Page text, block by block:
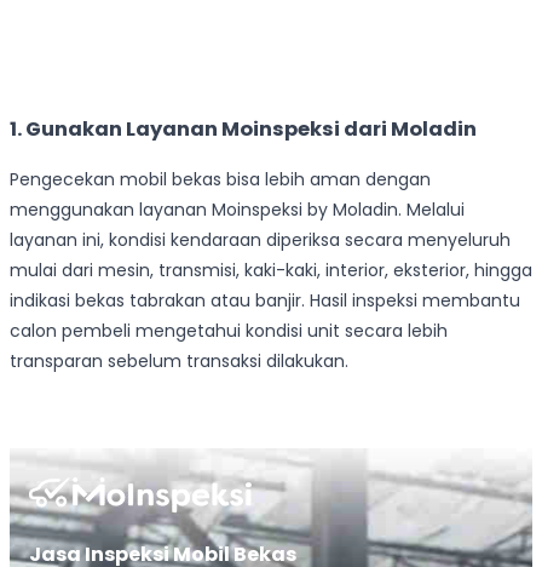
1. Gunakan Layanan Moinspeksi dari Moladin
Pengecekan mobil bekas bisa lebih aman dengan
menggunakan layanan Moinspeksi by Moladin. Melalui
layanan ini, kondisi kendaraan diperiksa secara menyeluruh
mulai dari mesin, transmisi, kaki-kaki, interior, eksterior, hingga
indikasi bekas tabrakan atau banjir. Hasil inspeksi membantu
calon pembeli mengetahui kondisi unit secara lebih
transparan sebelum transaksi dilakukan.